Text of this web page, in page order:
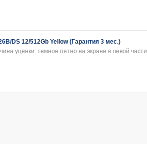
DS 12/512Gb Yellow (Гарантия 3 мес.)
уценки: темное пятно на экране в левой части